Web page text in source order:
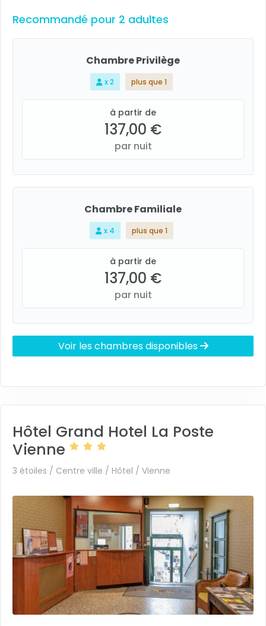
Recommandé pour 2 adultes
Chambre Privilège
x 2 plus que 1
à partir de
137,00 €
par nuit
Chambre Familiale
x 4 plus que 1
à partir de
137,00 €
par nuit
Voir les chambres disponibles
Hôtel Grand Hotel La Poste
Vienne
3 étoiles / Centre ville / Hôtel / Vienne